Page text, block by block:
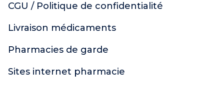
CGU / Politique de confidentialité
Livraison médicaments
Pharmacies de garde
Sites internet pharmacie